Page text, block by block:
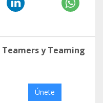
y Teaming
Únete